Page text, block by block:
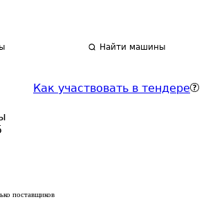
Найти машины
Как участвовать в тендере
поставщиков